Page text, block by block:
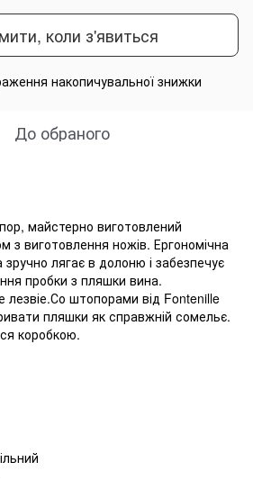
коли з'явиться
накопичувальної знижки
До обраного
майстерно виготовлений
з виготовлення ножів. Ергономічна
лягає в долоню і забезпечує
пробки з пляшки вина.
лезвіе.Со штопорами від Fontenille
пляшки як справжній сомельє.
коробкою.